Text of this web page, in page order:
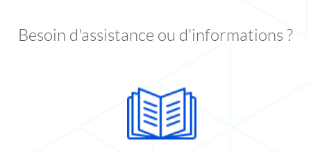
Besoin d'assistance ou d'informations ?